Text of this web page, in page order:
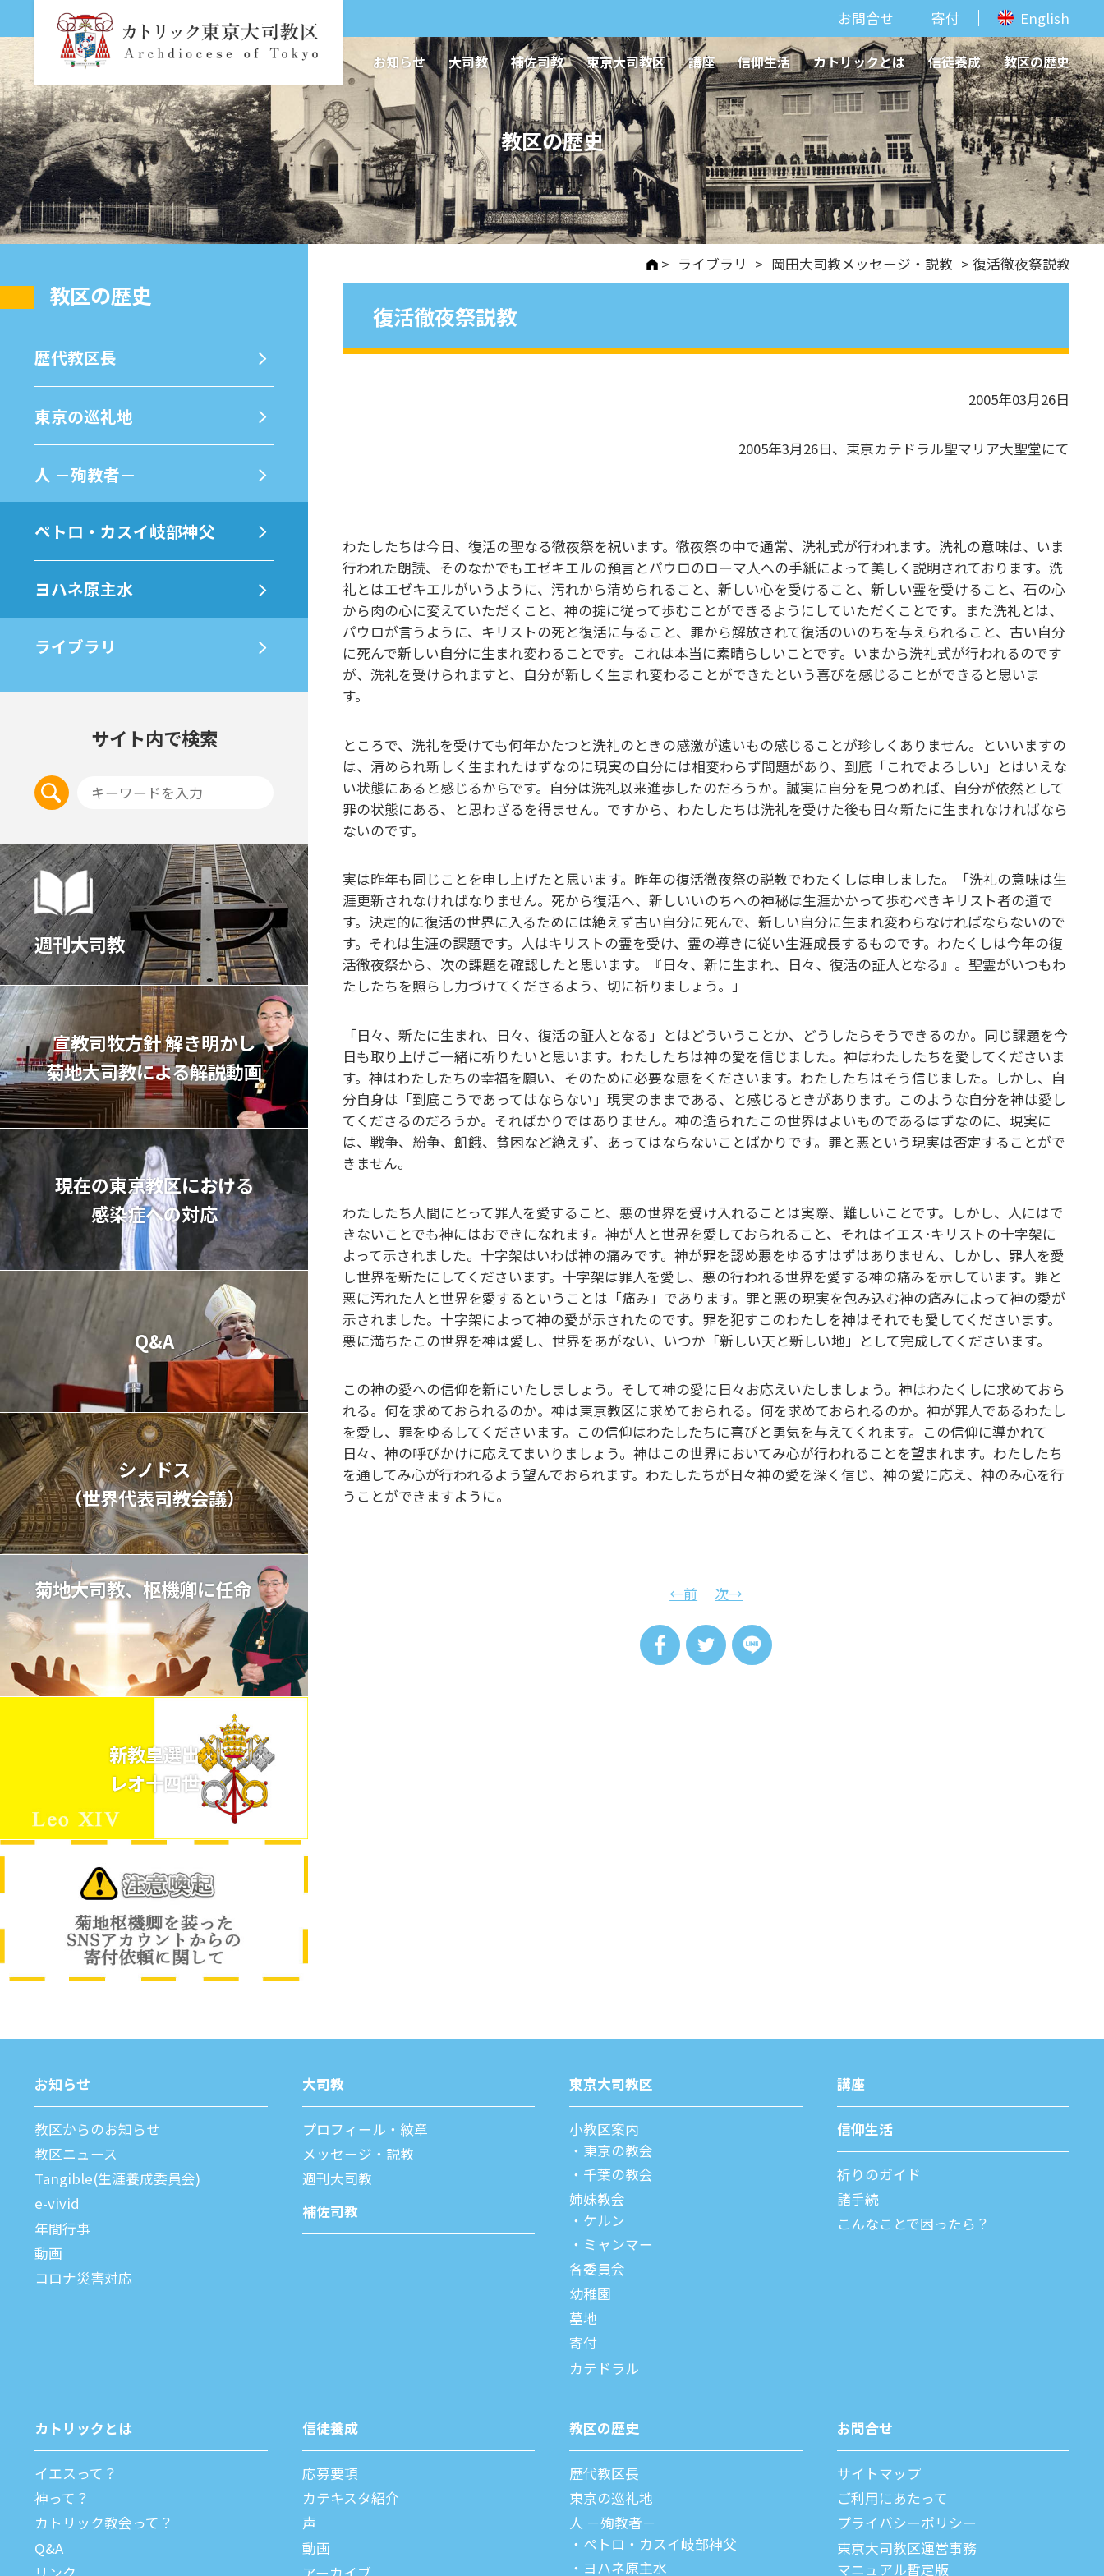
お問合せ 寄付 English
お知らせ 大司教 補佐司教 東京大司教区 講座 信仰生活 カトリックとは 信徒養成 教区の歴史
教区の歴史
> ライブラリ > 岡田大司教メッセージ・説教 > 復活徹夜祭説教
復活徹夜祭説教
2005年03月26日
2005年3月26日、東京カテドラル聖マリア大聖堂にて
わたしたちは今日、復活の聖なる徹夜祭を祝います。徹夜祭の中で通常、洗礼式が行われます。洗礼の意味は、いま
行われた朗読、そのなかでもエゼキエルの預言とパウロのローマ人への手紙によって美しく説明されております。洗
礼とはエゼキエルがいうように、汚れから清められること、新しい心を受けること、新しい霊を受けること、石の心
から肉の心に変えていただくこと、神の掟に従って歩むことができるようにしていただくことです。また洗礼とは、
パウロが言うように、キリストの死と復活に与ること、罪から解放されて復活のいのちを与えられること、古い自分
に死んで新しい自分に生まれ変わることです。これは本当に素晴らしいことです。いまから洗礼式が行われるのです
が、洗礼を受けられますと、自分が新しく生まれ変わることができたという喜びを感じることができると思いま
す。
ところで、洗礼を受けても何年かたつと洗礼のときの感激が遠いもの感じることが珍しくありません。といいますの
は、清められ新しく生まれたはずなのに現実の自分には相変わらず問題があり、到底「これでよろしい」とはいえな
い状態にあると感じるからです。自分は洗礼以来進歩したのだろうか。誠実に自分を見つめれば、自分が依然として
罪の状態にある、と思わざるを得ません。ですから、わたしたちは洗礼を受けた後も日々新たに生まれなければなら
ないのです。
実は昨年も同じことを申し上げたと思います。昨年の復活徹夜祭の説教でわたくしは申しました。「洗礼の意味は生
涯更新されなければなりません。死から復活へ、新しいいのちへの神秘は生涯かかって歩むべきキリスト者の道で
す。決定的に復活の世界に入るためには絶えず古い自分に死んで、新しい自分に生まれ変わらなければならないので
す。それは生涯の課題です。人はキリストの霊を受け、霊の導きに従い生涯成長するものです。わたくしは今年の復
活徹夜祭から、次の課題を確認したと思います。『日々、新に生まれ、日々、復活の証人となる』。聖霊がいつもわ
たしたちを照らし力づけてくださるよう、切に祈りましょう。」
「日々、新たに生まれ、日々、復活の証人となる」とはどういうことか、どうしたらそうできるのか。同じ課題を今
日も取り上げご一緒に祈りたいと思います。わたしたちは神の愛を信じました。神はわたしたちを愛してくださいま
す。神はわたしたちの幸福を願い、そのために必要な恵をくださいます。わたしたちはそう信じました。しかし、自
分自身は「到底こうであってはならない」現実のままである、と感じるときがあります。このような自分を神は愛し
てくださるのだろうか。そればかりではありません。神の造られたこの世界はよいものであるはずなのに、現実に
は、戦争、紛争、飢餓、貧困など絶えず、あってはならないことばかりです。罪と悪という現実は否定することがで
きません。
わたしたち人間にとって罪人を愛すること、悪の世界を受け入れることは実際、難しいことです。しかし、人にはで
きないことでも神にはおできになれます。神が人と世界を愛しておられること、それはイエス･キリストの十字架に
よって示されました。十字架はいわば神の痛みです。神が罪を認め悪をゆるすはずはありません、しかし、罪人を愛
し世界を新たにしてくださいます。十字架は罪人を愛し、悪の行われる世界を愛する神の痛みを示しています。罪と
悪に汚れた人と世界を愛するということは「痛み」であります。罪と悪の現実を包み込む神の痛みによって神の愛が
示されました。十字架によって神の愛が示されたのです。罪を犯すこのわたしを神はそれでも愛してくださいます。
悪に満ちたこの世界を神は愛し、世界をあがない、いつか「新しい天と新しい地」として完成してくださいます。
この神の愛への信仰を新にいたしましょう。そして神の愛に日々お応えいたしましょう。神はわたくしに求めておら
れる。何を求めておられるのか。神は東京教区に求めておられる。何を求めておられるのか。神が罪人であるわたし
を愛し、罪をゆるしてくださいます。この信仰はわたしたちに喜びと勇気を与えてくれます。この信仰に導かれて
日々、神の呼びかけに応えてまいりましょう。神はこの世界においてみ心が行われることを望まれます。わたしたち
を通してみ心が行われるよう望んでおられます。わたしたちが日々神の愛を深く信じ、神の愛に応え、神のみ心を行
うことができますように。
←前 次→
教区の歴史
歴代教区⻑
東京の巡礼地
⼈ －殉教者－
ペトロ・カスイ岐部神父
ヨハネ原主水
ライブラリ
サイト内で検索
週刊大司教
宣教司牧⽅針 解き明かし
菊地⼤司教による解説動画
現在の東京教区における
感染症への対応
Q&A
シノドス
（世界代表司教会議）
菊地大司教、枢機卿に任命
新教皇選出
レオ十四世
お知らせ
教区からのお知らせ
教区ニュース
Tangible(生涯養成委員会)
e-vivid
年間⾏事
動画
コロナ災害対応
⼤司教
プロフィール・紋章
メッセージ・説教
週刊⼤司教
補佐司教
東京⼤司教区
⼩教区案内
東京の教会
千葉の教会
姉妹教会
ケルン
ミャンマー
各委員会
幼稚園
墓地
寄付
カテドラル
講座
信仰⽣活
祈りのガイド
諸⼿続
こんなことで困ったら？
カトリックとは
イエスって？
神って？
カトリック教会って？
Q&A
信徒養成
応募要項
カテキスタ紹介
声
動画
教区の歴史
歴代教区⻑
東京の巡礼地
⼈ －殉教者－
ペトロ・カスイ岐部神父
ヨハネ原主水
お問合せ
サイトマップ
ご利⽤にあたって
プライバシーポリシー
東京大司教区運営事務
マニュアル暫定版